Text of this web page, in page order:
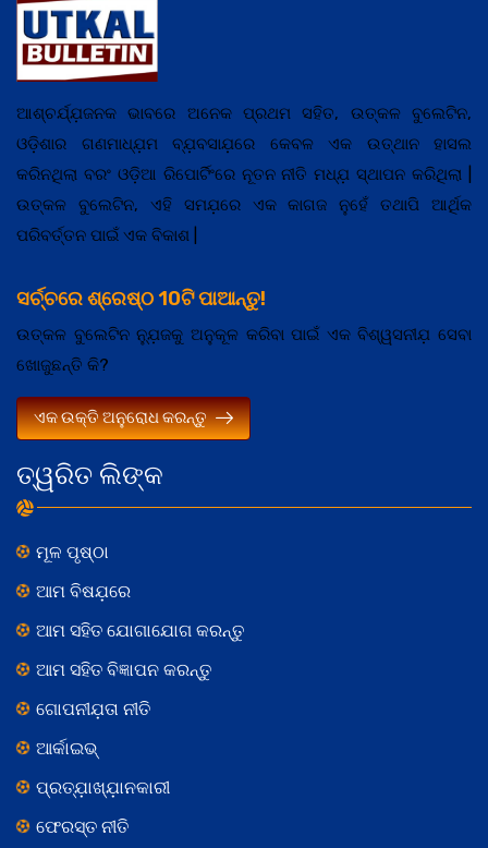
ତ୍ୱରିତ ଲିଙ୍କ
ମୂଳ ପୃଷ୍ଠା
ଆମ ବିଷଯ଼ରେ
ଆମ ସହିତ ଯୋଗାଯୋଗ କରନ୍ତୁ
ଆମ ସହିତ ବିଜ୍ଞାପନ କରନ୍ତୁ
ଗୋପନୀଯ଼ତା ନୀତି
ଆର୍କାଇଭ୍
ପ୍ରତ୍ଯ଼ାଖ୍ଯ଼ାନକାରୀ
ଫେରସ୍ତ ନୀତି
ଆଶ୍ଚର୍ଯ୍ଯ଼ଜନକ ଭାବରେ ଅନେକ ପ୍ରଥମ ସହିତ, ଉତ୍କଳ ବୁଲେଟିନ,
ଓଡ଼ିଶାର ଗଣମାଧ୍ଯ଼ମ ବ୍ଯ଼ବସାଯ଼ରେ କେବଳ ଏକ ଉତ୍ଥାନ ହାସଲ
କରିନଥିଲା ବରଂ ଓଡ଼ିଆ ରିପୋର୍ଟିଂରେ ନୂତନ ନୀତି ମଧ୍ଯ଼ ସ୍ଥାପନ କରିଥିଲା |
ଉତ୍କଳ ବୁଲେଟିନ, ଏହି ସମଯ଼ରେ ଏକ କାଗଜ ନୁହେଁ ତଥାପି ଆର୍ଥିକ
ପରିବର୍ତ୍ତନ ପାଇଁ ଏକ ବିକାଶ |
ସର୍ଚ୍ଚରେ ଶ୍ରେଷ୍ଠ 10ଟି ପାଆନ୍ତୁ!
ଉତ୍କଳ ବୁଲେଟିନ ନ୍ଯ଼ୁଜକୁ ଅନୁକୂଳ କରିବା ପାଇଁ ଏକ ବିଶ୍ୱସନୀଯ଼ ସେବା
ଖୋଜୁଛନ୍ତି କି?
ଏକ ଉକ୍ତି ଅନୁରୋଧ କରନ୍ତୁ